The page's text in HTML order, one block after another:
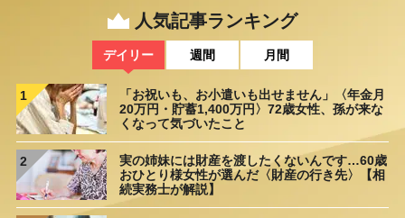
人気記事ランキング
デイリー 週間 月間
1
「お祝いも、お小遣いも出せません」〈年金月
20万円・貯蓄1,400万円〉72歳女性、孫が来な
くなって気づいたこと
2
実の姉妹には財産を渡したくないんです…60歳
おひとり様女性が選んだ〈財産の行き先〉【相
続実務士が解説】